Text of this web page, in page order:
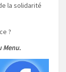
la solidarité
?
Menu.